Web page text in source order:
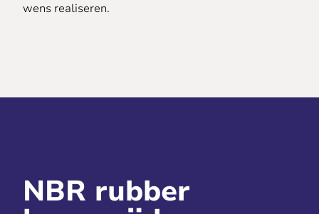
wens realiseren.
NBR rubber